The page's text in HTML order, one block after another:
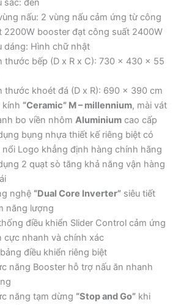
sắc: đen
nấu: 2 vùng nấu cảm ứng từ công
2200W booster đạt công suất 2400W
dáng: Hình chữ nhật
thước bếp (D x R x C): 730 x 430 x 55
thước khoét đá (D x R): 690 x 390 cm
kính “Ceramic” M – millennium, mài vát
bo viền nhôm Aluminiumcao cấp
bụng nhựa thiết kế riêng biệt có
nổi Logo khẳng định hàng chính hãng
2 quạt sò tăng khả năng vận hàng
nghệ “Dual Core Inverter”siêu tiết
năng lượng
điều khiển Slider Control cảm ứng
cực nhanh và chính xác
điều khiển riêng biệt
năng Booster hỗ trợ nấu ăn nhanh
năng tạm dừng “Stop and Go”khi